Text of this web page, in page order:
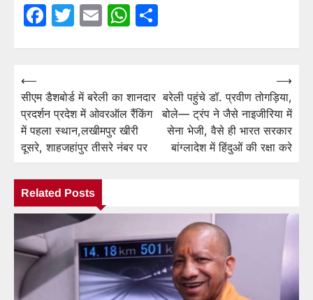
Facebook
Twitter
EmailWhatsApp
Post
navigation
⟵
सीएम डैशबोर्ड में बरेली का शानदार
प्रदर्शन प्रदेश में ओवरऑल रैंकिंग
में पहला स्थान,लखीमपुर खीरी
दूसरे, शाहजहांपुर तीसरे नंबर पर
बरेली पहुंचे डॉ. प्रवीण तोगड़िया,
बोले— ट्रंप ने जैसे नाइजीरिया में
सेना भेजी, वैसे ही भारत सरकार
बांग्लादेश में हिंदुओं की रक्षा करे
⟶
Related Posts